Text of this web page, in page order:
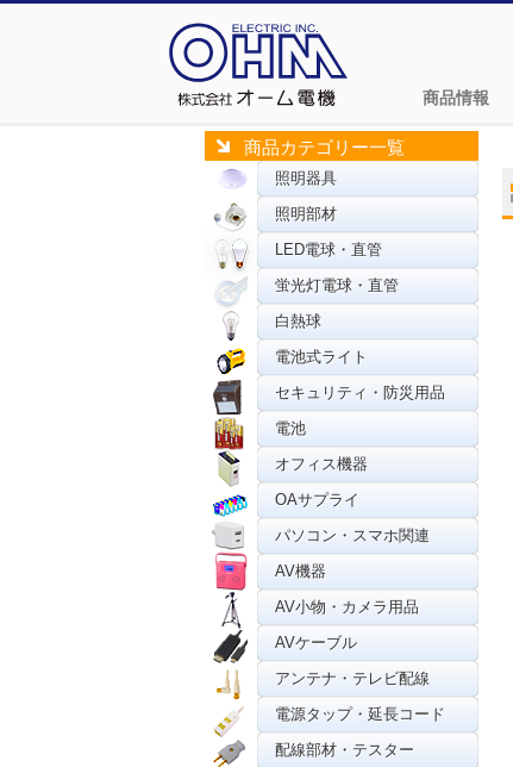
商品情報
商品カテゴリー一覧
照明器具
照明部材
LED電球・直管
蛍光灯電球・直管
白熱球
電池式ライト
セキュリティ・防災用品
電池
オフィス機器
OAサプライ
パソコン・スマホ関連
AV機器
AV小物・カメラ用品
AVケーブル
アンテナ・テレビ配線
電源タップ・延長コード
配線部材・テスター